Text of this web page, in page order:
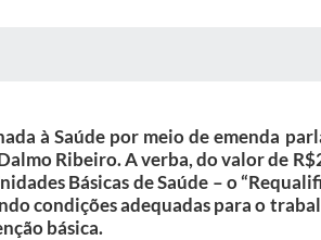
à Saúde por meio de emenda
Ribeiro. A verba, do valor de
Básicas de Saúde – o
condições adequadas para o
básica.